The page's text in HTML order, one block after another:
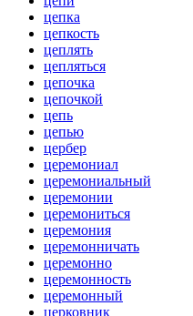
цепка
цепкость
цеплять
цепляться
цепочка
цепочкой
цепь
цепью
цербер
церемониал
церемониальный
церемонии
церемониться
церемония
церемонничать
церемонно
церемонность
церемонный
церковник